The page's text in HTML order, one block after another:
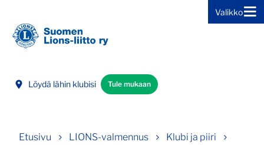
Valikko
Löydä lähin klubisi Tule mukaan
Etusivu LIONS-valmennus
Klubi ja piiri